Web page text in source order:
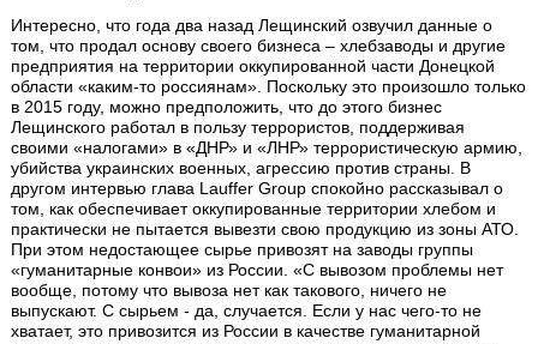
Интересно, что года два назад Лещинский озвучил данные о
том, что продал основу своего бизнеса – хлебзаводы и другие
предприятия на территории оккупированной части Донецкой
области «каким-то россиянам». Поскольку это произошло только
в 2015 году, можно предположить, что до этого бизнес
Лещинского работал в пользу террористов, поддерживая
своими «налогами» в «ДНР» и «ЛНР» террористическую армию,
убийства украинских военных, агрессию против страны. В
другом интервью глава Lauffer Group спокойно рассказывал о
том, как обеспечивает оккупированные территории хлебом и
практически не пытается вывезти свою продукцию из зоны АТО.
При этом недостающее сырье привозят на заводы группы
«гуманитарные конвои» из России. «С вывозом проблемы нет
вообще, потому что вывоза нет как такового, ничего не
выпускают. С сырьем - да, случается. Если у нас чего-то не
хватает, это привозится из России в качестве гуманитарной